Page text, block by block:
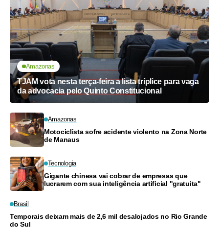
Amazonas
TJAM vota nesta terça-feira a lista tríplice para vaga
da advocacia pelo Quinto Constitucional
Amazonas
Motociclista sofre acidente violento na Zona Norte
de Manaus
Tecnologia
Gigante chinesa vai cobrar de empresas que
lucrarem com sua inteligência artificial "gratuita"
Brasil
Temporais deixam mais de 2,6 mil desalojados no Rio Grande
do Sul